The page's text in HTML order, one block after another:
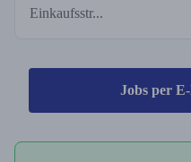
Einkaufsstr...
Jobs per